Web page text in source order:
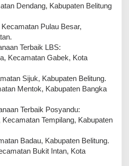
Dendang, Kabupaten Belitung
Pulau Besar,
Terbaik LBS:
Kecamatan Gabek, Kota
Sijuk, Kabupaten Belitung.
Mentok, Kabupaten Bangka
Terbaik Posyandu:
Tempilang, Kabupaten
Badau, Kabupaten Belitung.
Bukit Intan, Kota